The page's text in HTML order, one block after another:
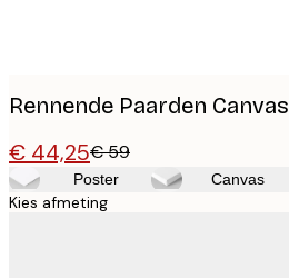
Rennende Paarden Canvas
€ 44,25€ 59
Poster Canvas
Kies afmeting